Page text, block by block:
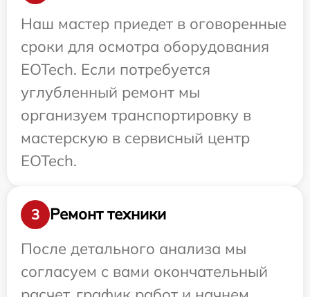
Наш мастер приедет в оговоренные
сроки для осмотра оборудования
EOTech. Если потребуется
углубленный ремонт мы
организуем транспортировку в
мастерскую в сервисный центр
EOTech.
3
Ремонт техники
После детального анализа мы
согласуем с вами окончательный